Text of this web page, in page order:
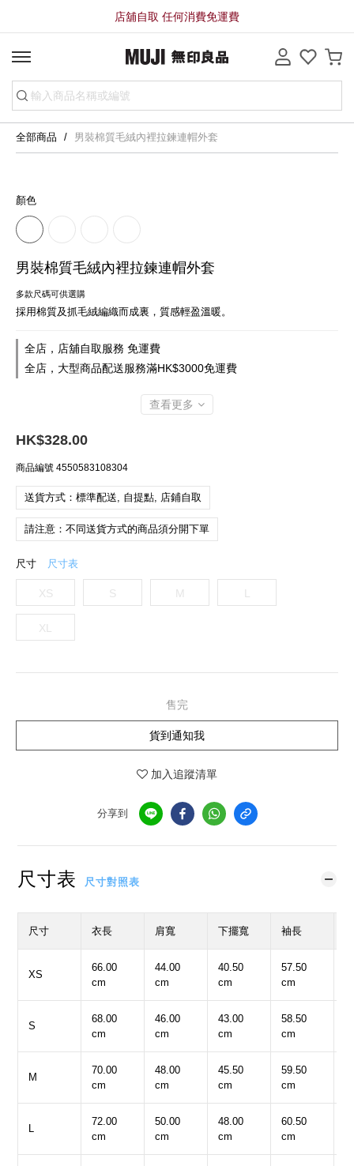
店舖自取 任何消費免運費
全部商品 男裝棉質毛絨內裡拉鍊連帽外套
顏色
男裝棉質毛絨內裡拉鍊連帽外套
多款尺碼可供選購
採用棉質及抓毛絨編織而成裏，質感輕盈溫暖。
全店，店舖自取服務 免運費
全店，大型商品配送服務滿HK$3000免運費
查看更多
HK$328.00
商品編號 4550583108304
送貨方式：標準配送, 自提點, 店鋪自取
請注意：不同送貨方式的商品須分開下單
尺寸 尺寸表
XS S M
XL
售完
貨到通知我
加入追蹤清單
分享到
尺寸表 尺寸對照表
尺寸 衣長 肩寬 下擺寬 袖長
XS
66.00
cm
44.00
cm
40.50
cm
57.50
cm
S
68.00
cm
46.00
cm
43.00
cm
58.50
cm
M
70.00
cm
48.00
cm
45.50
cm
59.50
cm
L
72.00
cm
50.00
cm
48.00
cm
60.50
cm